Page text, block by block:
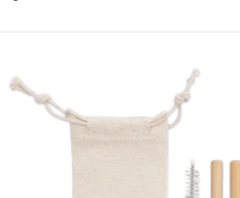
Casa
Chapéus
Chaveiros
Cooler